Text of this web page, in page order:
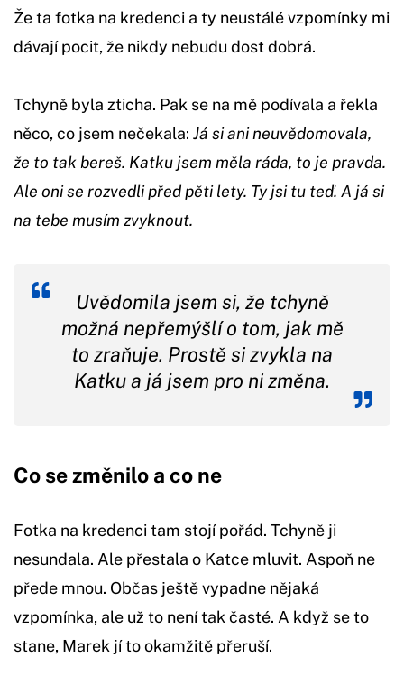
Že ta fotka na kredenci a ty neustálé vzpomínky mi
dávají pocit, že nikdy nebudu dost dobrá.
Tchyně byla zticha. Pak se na mě podívala a řekla
něco, co jsem nečekala: Já si ani neuvědomovala,
že to tak bereš. Katku jsem měla ráda, to je pravda.
Ale oni se rozvedli před pěti lety. Ty jsi tu teď. A já si
na tebe musím zvyknout.
Uvědomila jsem si, že tchyně
možná nepřemýšlí o tom, jak mě
to zraňuje. Prostě si zvykla na
Katku a já jsem pro ni změna.
Co se změnilo a co ne
Fotka na kredenci tam stojí pořád. Tchyně ji
nesundala. Ale přestala o Katce mluvit. Aspoň ne
přede mnou. Občas ještě vypadne nějaká
vzpomínka, ale už to není tak časté. A když se to
stane, Marek jí to okamžitě přeruší.